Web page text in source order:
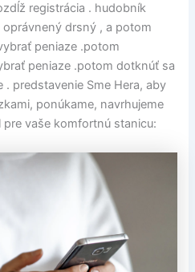
registrácia . hudobník
drsný , a potom
peniaze .potom
peniaze .potom dotknúť sa
predstavenie Sme Hera, aby
ponúkame, navrhujeme
vaše komfortnú stanicu: